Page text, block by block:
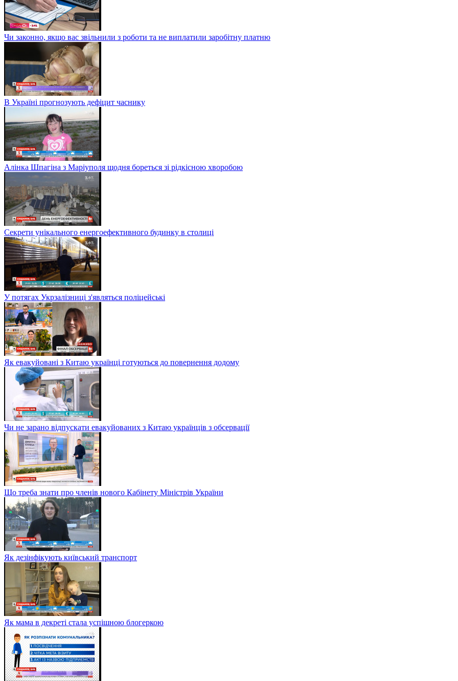
Чи законно, якщо вас звільнили з роботи та не виплатили заробітну платню
В Україні прогнозують дефіцит часнику
Алінка Шпагіна з Маріуполя щодня бореться зі рідкісною хворобою
Секрети унікального енергоефективного будинку в столиці
У потягах Укрзалізниці з'являться поліцейські
Як евакуйовані з Китаю українці готуються до повернення додому
Чи не зарано відпускати евакуйованих з Китаю українців з обсервації
Що треба знати про членів нового Кабінету Міністрів України
Як дезінфікують київський транспорт
Як мама в декреті стала успішною блогеркою